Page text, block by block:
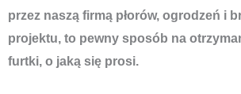
przez naszą firmą płorów, ogrodzeń i
projektu, to pewny sposób na
furtki, o jaką się prosi.